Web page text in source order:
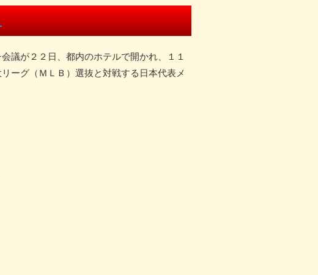
が２２日、都内のホテルで開かれ、１１
グ（ＭＬＢ）選抜と対戦する日本代表メ